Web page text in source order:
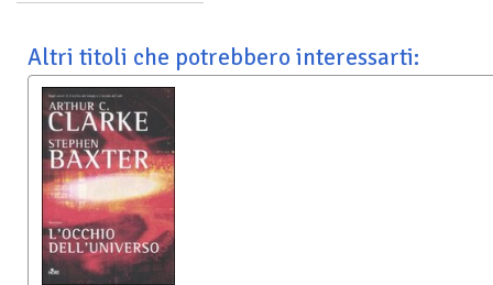
Altri titoli che potrebbero interessarti: